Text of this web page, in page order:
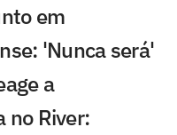
em
'Nunca será'
a
no River: